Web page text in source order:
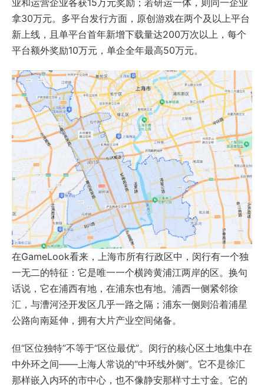
业和运营企业各获15万元奖励；若研运一体，则同一企业
拿30万元。多平台发行方面，原创游戏在两个及以上平台
新上线，且单平台首年新增下载量达200万次以上，每个
平台额外奖励10万元，单企全年最高50万元。
在GameLook看来，上海市所有行政区中，闵行有一个独
一无二的特征：它是唯一一个横跨黄浦江两岸的区。换句
话说，它在浦西有地，在浦东也有地。浦西一侧紧邻徐
汇，与漕河泾开发区几乎一路之隔；浦东一侧则沿着浦星
公路向南延伸，拥有大片产业空间储备。
但“区位独特”不等于“区位最优”。闵行的核心区土地集中在
中外环之间——上海人常说的“中环线外侧”。它不是徐汇
那样嵌入内环的市中心，也不像静安那样寸土寸金。它的